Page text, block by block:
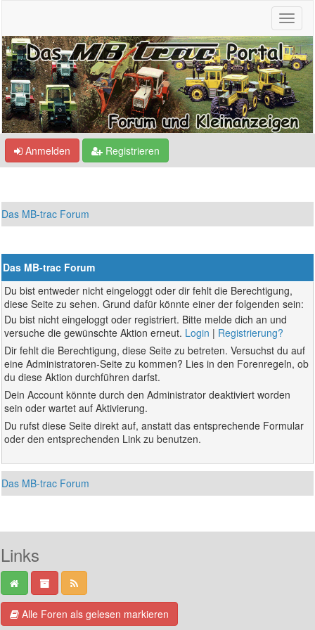
Anmelden Registrieren
Das MB-trac Forum
Das MB-trac Forum
Du bist entweder nicht eingeloggt oder dir fehlt die Berechtigung,
diese Seite zu sehen. Grund dafür könnte einer der folgenden sein:
Du bist nicht eingeloggt oder registriert. Bitte melde dich an und
versuche die gewünschte Aktion erneut. Login | Registrierung?
Dir fehlt die Berechtigung, diese Seite zu betreten. Versuchst du auf
eine Administratoren-Seite zu kommen? Lies in den Forenregeln, ob
du diese Aktion durchführen darfst.
Dein Account könnte durch den Administrator deaktiviert worden
sein oder wartet auf Aktivierung.
Du rufst diese Seite direkt auf, anstatt das entsprechende Formular
oder den entsprechenden Link zu benutzen.
Das MB-trac Forum
Links
Alle Foren als gelesen markieren